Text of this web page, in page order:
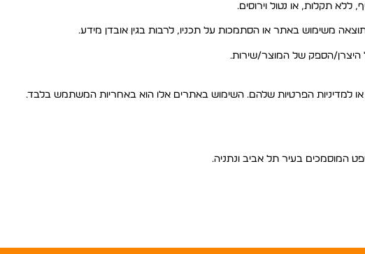
משימוש באתר או הסתמכות על תכניו, לרבות בגין אובדן מידע.
היצרן/הספק של המוצר/שירות.
או למדיניות הפרטיות שלהם. השימוש באתרים אלו הוא באחריות המשתמש בלבד.
המוסמכים בעיר תל אביב ונתניה.